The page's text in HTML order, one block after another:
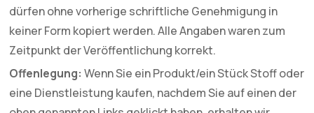
dürfen ohne vorherige schriftliche Genehmigung in
keiner Form kopiert werden. Alle Angaben waren zum
Zeitpunkt der Veröffentlichung korrekt.
Offenlegung: Wenn Sie ein Produkt/ein Stück Stoff oder
eine Dienstleistung kaufen, nachdem Sie auf einen der